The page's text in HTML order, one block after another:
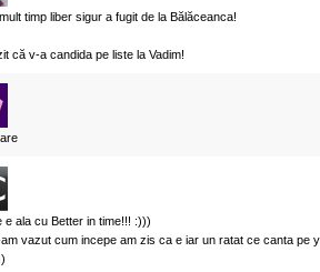
timp liber sigur a fugit de la Bălăceanca!
că v-a candida pe liste la Vadim!
e ala cu Better in time!!! :)))
vazut cum incepe am zis ca e iar un ratat ce canta pe